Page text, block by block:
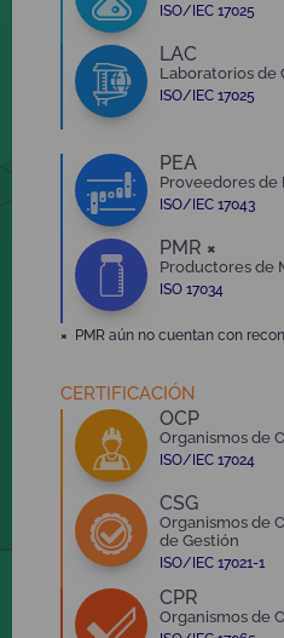
ISO/IEC 17025
LAC
Laboratorios de
ISO/IEC 17025
PEA
Proveedores de
ISO/IEC 17043
PMR ×
Productores de
ISO 17034
× PMR aún no cuentan con
CERTIFICACIÓN
OCP
Organismos de
ISO/IEC 17024
CSG
Organismos de
de Gestión
ISO/IEC 17021-1
CPR
Organismos de